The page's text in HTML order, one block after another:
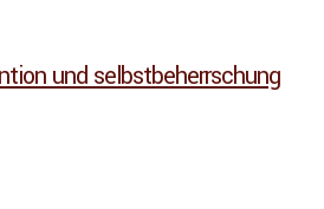
und selbstbeherrschung